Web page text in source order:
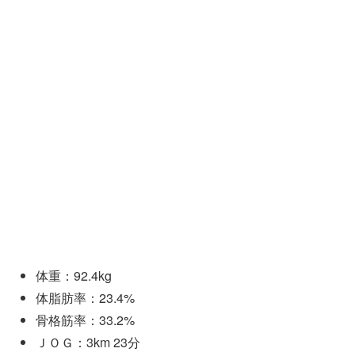
体重：92.4kg
体脂肪率：23.4%
骨格筋率：33.2%
ＪＯＧ：3km 23分